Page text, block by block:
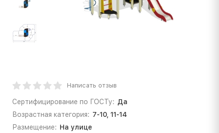
Написать отзыв
Сертифицирование по ГОСТу: Да
Возрастная категория: 7-10, 11-14
Размещение: На улице